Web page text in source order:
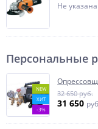
Не
Персональные
NEW
ХИТ
-3%
32 650 руб.
31 650